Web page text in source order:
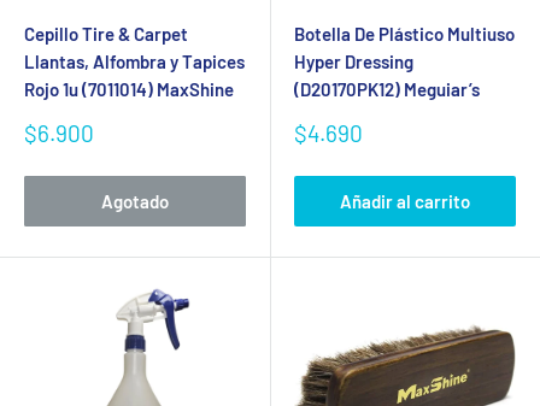
Cepillo Tire & Carpet
Llantas, Alfombra y Tapices
Rojo 1u (7011014) MaxShine
Precio
venta
$6.900
Agotado
Botella De Plástico Multiuso
Hyper Dressing
(D20170PK12) Meguiar’s
Precio
venta
$4.690
Añadir al carrito